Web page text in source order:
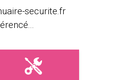
securite.fr